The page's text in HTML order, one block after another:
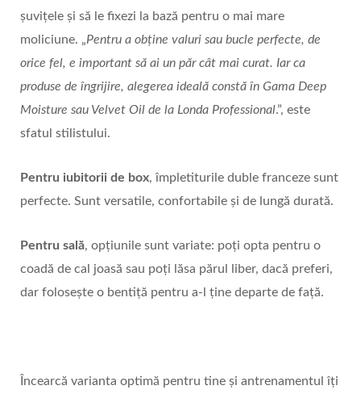
șuvițele și să le fixezi la bază pentru o mai mare
moliciune. „Pentru a obține valuri sau bucle perfecte, de
orice fel, e important să ai un păr cât mai curat. Iar ca
produse de îngrijire, alegerea ideală constă în Gama Deep
Moisture sau Velvet Oil de la Londa Professional.”, este
sfatul stilistului.
Pentru iubitorii de box, împletiturile duble franceze sunt
perfecte. Sunt versatile, confortabile și de lungă durată.
Pentru sală, opțiunile sunt variate: poți opta pentru o
coadă de cal joasă sau poți lăsa părul liber, dacă preferi,
dar folosește o bentiță pentru a-l ține departe de față.
Încearcă varianta optimă pentru tine și antrenamentul îți